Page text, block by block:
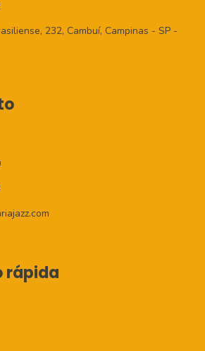
232, Cambuí, Campinas - SP -
rápida